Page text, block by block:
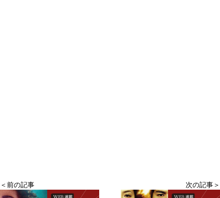
＜前の記事 次の記事＞